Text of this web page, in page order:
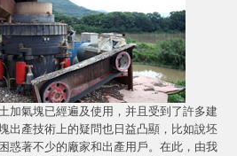
加氣塊已經遍及使用，并且受到了許多建
出產技術上的疑問也日益凸顯，比如說坯
惑著不少的廠家和出產用戶。在此，由我